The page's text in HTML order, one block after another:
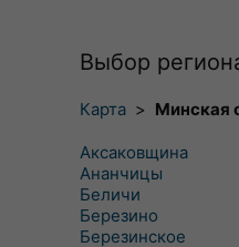
Выбор
Карта > Минская
Аксаковщина
Ананчицы
Беличи
Березино
Березинское